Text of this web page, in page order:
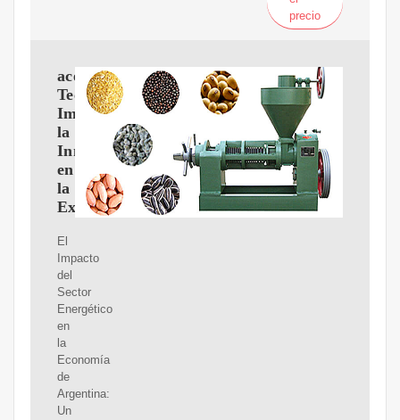
precio
aceitey
Tecnología:
Impulsando
la
Innovación
en
la
Extracción
El
Impacto
del
Sector
Energético
en
la
Economía
de
Argentina:
Un